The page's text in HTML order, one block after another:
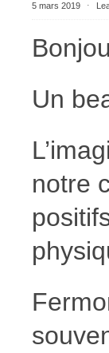
5 mars 2019 ⋅
Un
notre